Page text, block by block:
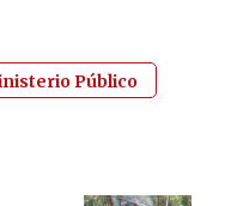
Público